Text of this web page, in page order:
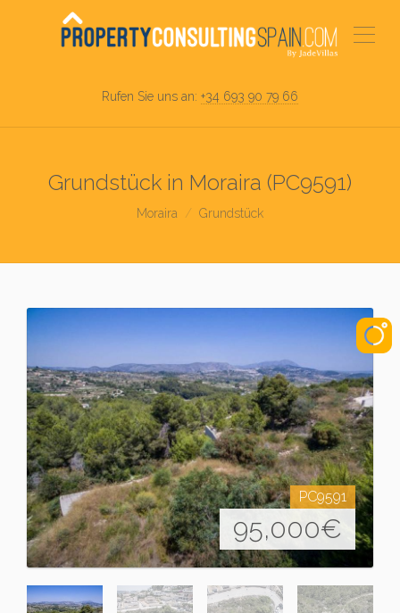
Rufen Sie uns an: +34 693 90 79 66
Grundstück in Moraira (PC9591)
Moraira Grundstück
PC9591
95,000€